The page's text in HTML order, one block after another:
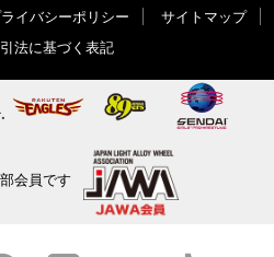
イバシーポリシー
サイトマップ
法に基づく表記
会員です